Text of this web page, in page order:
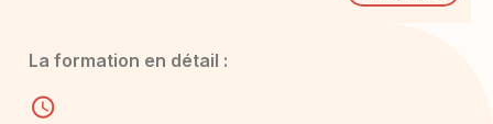
La formation en détail :